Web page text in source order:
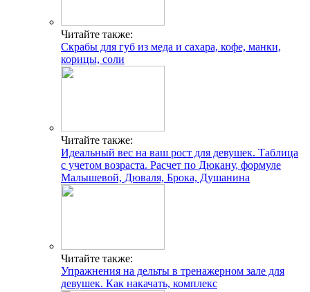
Читайте также:
Скрабы для губ из меда и сахара, кофе, манки,
корицы, соли
Читайте также:
Идеальный вес на ваш рост для девушек. Таблица
с учетом возраста. Расчет по Дюкану, формуле
Малышевой, Дюваля, Брока, Душанина
Читайте также:
Упражнения на дельты в тренажерном зале для
девушек. Как накачать, комплекс